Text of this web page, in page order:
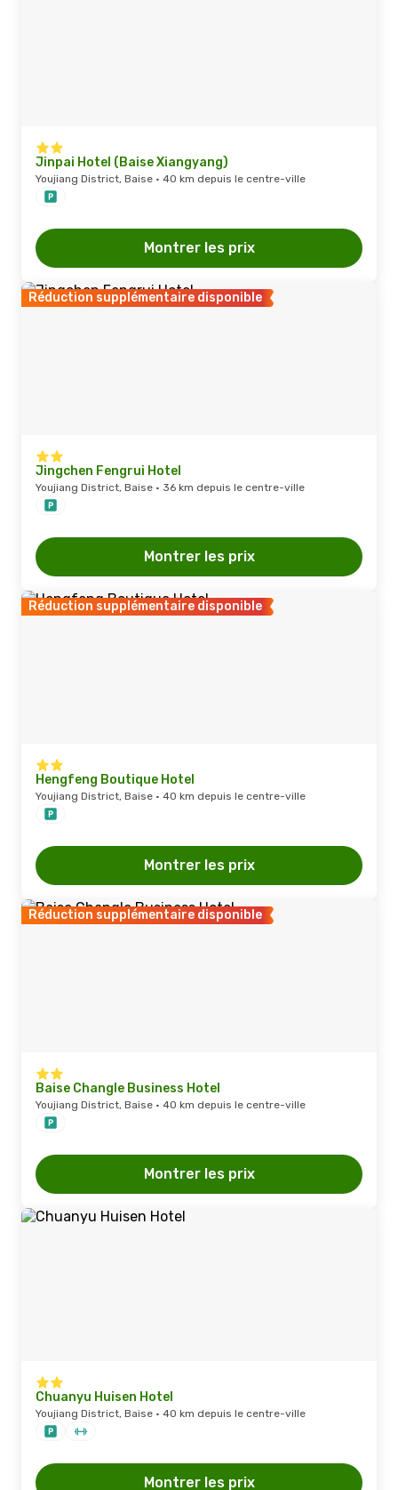
Jinpai Hotel (Baise Xiangyang)
Youjiang District, Baise · 40 km depuis le centre-ville
Montrer les prix
Réduction supplémentaire disponible
Jingchen Fengrui Hotel
Youjiang District, Baise · 36 km depuis le centre-ville
Montrer les prix
Réduction supplémentaire disponible
Hengfeng Boutique Hotel
Youjiang District, Baise · 40 km depuis le centre-ville
Montrer les prix
Réduction supplémentaire disponible
Baise Changle Business Hotel
Youjiang District, Baise · 40 km depuis le centre-ville
Montrer les prix
Chuanyu Huisen Hotel
Youjiang District, Baise · 40 km depuis le centre-ville
Montrer les prix